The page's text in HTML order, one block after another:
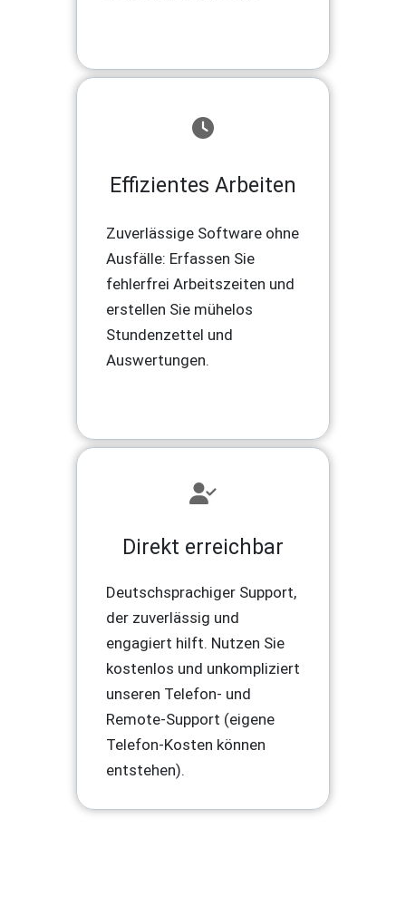
Effizientes Arbeiten
Zuverlässige Software ohne
Ausfälle: Erfassen Sie
fehlerfrei Arbeitszeiten und
erstellen Sie mühelos
Stundenzettel und
Auswertungen.
Direkt erreichbar
Deutschsprachiger Support,
der zuverlässig und
engagiert hilft. Nutzen Sie
kostenlos und unkompliziert
unseren Telefon- und
Remote-Support (eigene
Telefon-Kosten können
entstehen).